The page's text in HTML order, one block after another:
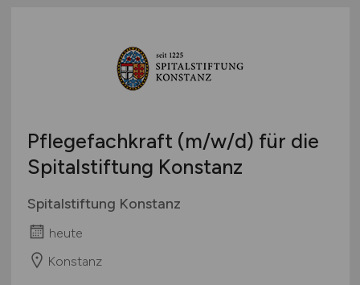
Pflegefachkraft (m/w/d) für die
Spitalstiftung Konstanz
Spitalstiftung Konstanz
heute
Konstanz